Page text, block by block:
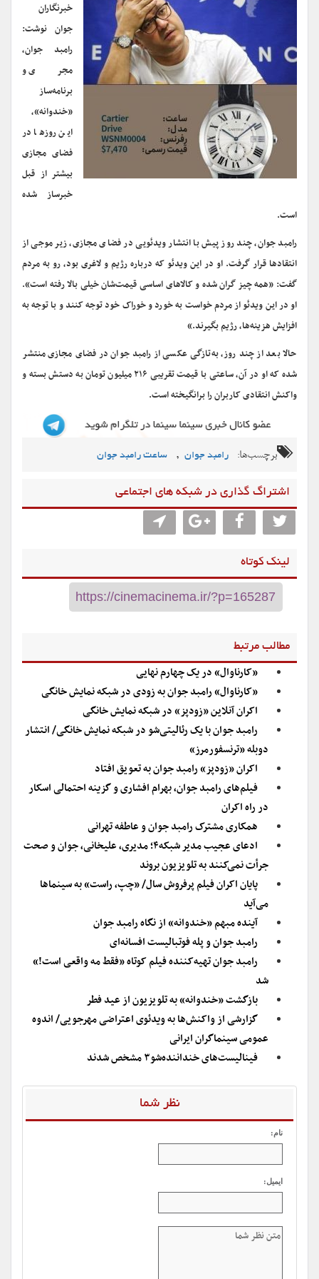
خبرنگاران
جوان نوشت:
رامبد جوان،
مجری و
برنامه‌ساز
«خندوانه»،
این روزها در
فضای مجازی
بیشتر از قبل
خبرساز شده
است.
رامبد جوان، چند روز پیش با انتشار ویدئویی در فضای مجازی، زیر موجی از
انتقادها قرار گرفت. او در این ویدئو که درباره رژیم و لاغری بود، رو به مردم
گفت: «همه چیز گران شده و کالاهای اساسی قیمت‌شان خیلی بالا رفته است».
او در این ویدئو از مردم خواست به خورد و خوراک خود توجه کنند و با توجه به
افزایش هزینه‌ها، رژیم بگیرند.»
حالا بعد از چند روز، به‌تازگی عکسی از رامبد جوان در فضای مجازی منتشر
شده که او در آن، ساعتی با قیمت تقریبی ۲۱۶ میلیون تومان به دستش بسته و
واکنش انتقادی کاربران را برانگیخته است.
برچسب‌ها: رامبد جوان , ساعت رامبد جوان
اشتراگ گذاری در شبکه های اجتماعی
لینک کوتاه
مطالب مرتبط
«کارناوال» در یک چهارم نهایی
«کارناوال» رامبد جوان به زودی در شبکه نمایش خانگی
اکران آنلاین «زودپز» در شبکه نمایش خانگی
رامبد جوان با یک رئالیتی‌شو در شبکه نمایش خانگی/ انتشار
دوبله «ترنسفورمرز»
اکران «زودپز» رامبد جوان به تعویق افتاد
فیلم‌های رامبد جوان، بهرام افشاری و گزینه احتمالی اسکار
در راه اکران
همکاری مشترک رامبد جوان و عاطفه تهرانی
ادعای عجیب مدیر شبکه۴؛ مدیری، علیخانی، جوان و صحت
جرأت نمی‌کنند به تلویزیون بروند
پایان اکران فیلم پرفروش سال/ «چپ، راست» به سینماها
می‌آید
آینده مبهم «خندوانه» از نگاه رامبد جوان
رامبد جوان و پله فوتبالیست افسانه‌ای
رامبد جوان تهیه‌کننده فیلم کوتاه «فقط مه واقعی است!»
شد
بازگشت «خندوانه» به تلویزیون از عید فطر
گزارشی از واکنش‌ها به ویدئوی اعتراضی مهرجویی/ اندوه
عمومی سینماگران ایرانی
فینالیست‌های خنداننده‌شو۳ مشخص شدند
نظر شما
نام:
ایمیل: